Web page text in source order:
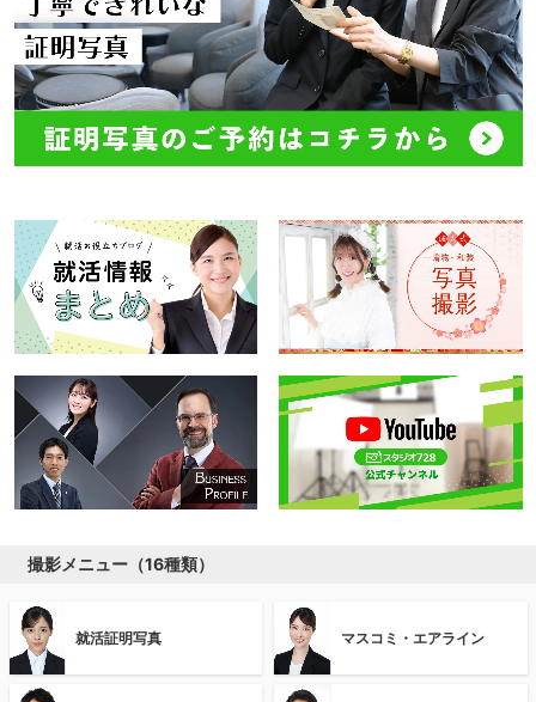
撮影メニュー（16種類）
就活証明写真 マスコミ・エアライン